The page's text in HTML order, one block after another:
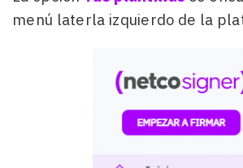
menú laterla izquierdo de la